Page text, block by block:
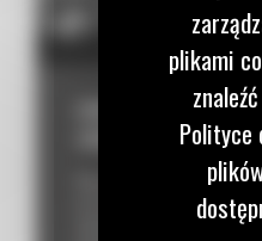
CVA COMMITMENT
ZOBOWIĄZANIE
Nowa umowa serwisowa CVA
przewidywalnego i szybkiego
maksymalna dostępność
plikami
Polityce